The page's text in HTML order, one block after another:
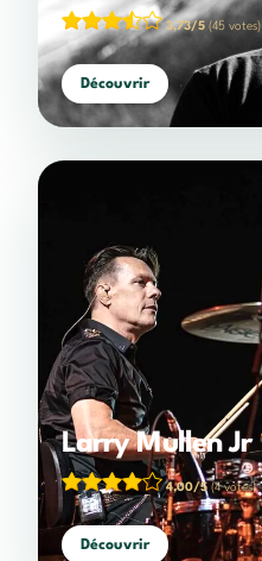
3,73/5 (45 votes)
Découvrir
Larry Mullen Jr
4,00/5 (4 votes)
Découvrir